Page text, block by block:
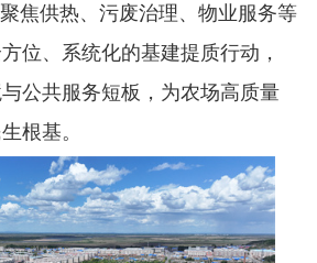
焦供热、污废治理、物业服务等
位、系统化的基建提质行动，
公共服务短板，为农场高质量
根基。